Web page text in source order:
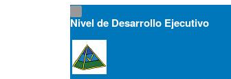
Nivel de Desarrollo Ejecutivo